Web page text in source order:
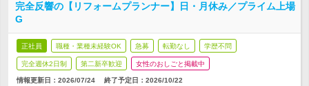
完全反響の【リフォームプランナー】日・月休み／プライム上場
G
正社員 職種・業種未経験OK 急募 転勤なし 学歴不問
完全週休2日制 第二新卒歓迎 女性のおしごと掲載中
情報更新日：2026/07/24 終了予定日： 2026/10/22